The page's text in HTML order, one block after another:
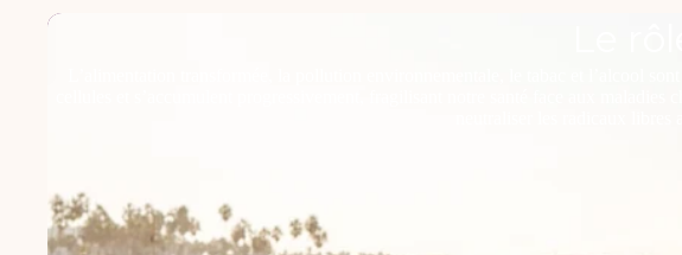
L’alimentation transformée, la pollution environnementale, le tabac et l’alcool
cellules et s’accumulent progressivement, fragilisant notre santé face aux
neutraliser les radicaux libres